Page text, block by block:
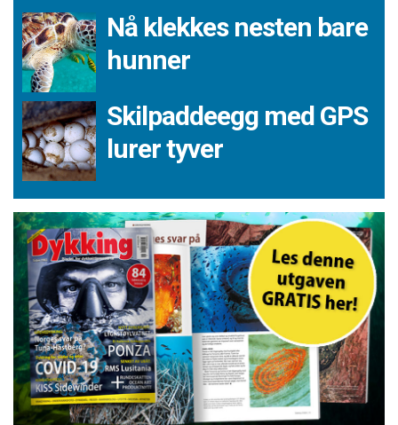
Nå klekkes nesten bare
hunner
Skilpaddeegg med GPS
lurer tyver